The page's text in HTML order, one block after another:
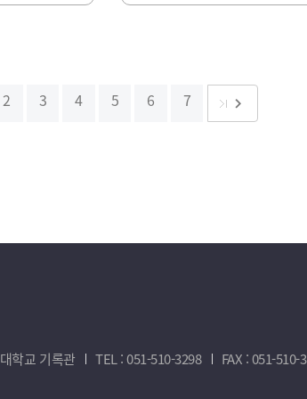
2 3 4 5 6 7 keyboard_arrow_right
학교 기록관 TEL : 051-510-3298
FAX : 051-510-